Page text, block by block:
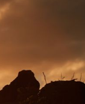
Lun
24
26 27 28